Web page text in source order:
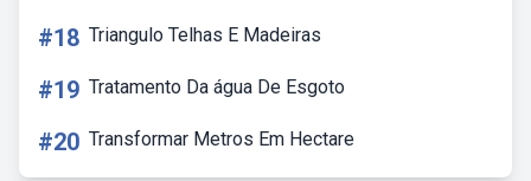
#18 Triangulo Telhas E Madeiras
#19 Tratamento Da água De Esgoto
#20 Transformar Metros Em Hectare